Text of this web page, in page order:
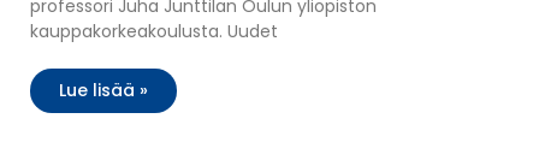
professori Juha Junttilan Oulun yliopiston
kauppakorkeakoulusta. Uudet
Lue lisää »